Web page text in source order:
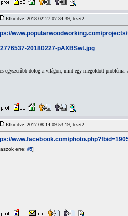
Elküldve: 2018-02-27 07:34:39, teszt2
www.popularwoodworking.com/
egyszerűbb dolog a világon, mint egy megoldott probléma.
Elküldve: 2017-08-14 09:53:19, teszt2
www.facebook.com/
erre: #5]